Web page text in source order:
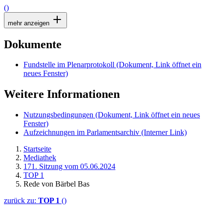
()
mehr anzeigen
Dokumente
Fundstelle im Plenarprotokoll (Dokument, Link öffnet ein
neues Fenster)
Weitere Informationen
Nutzungsbedingungen (Dokument, Link öffnet ein neues
Fenster)
Aufzeichnungen im Parlamentsarchiv (Interner Link)
Startseite
Mediathek
171. Sitzung vom 05.06.2024
TOP 1
Rede von Bärbel Bas
zurück zu: TOP 1 ()